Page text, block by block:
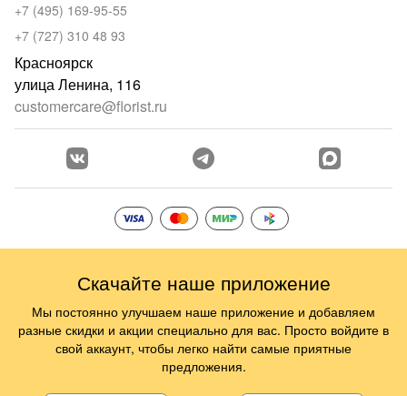
+7 (495) 169-95-55
+7 (727) 310 48 93
Красноярск
улица Ленина, 116
customercare@florist.ru
Скачайте наше приложение
Мы постоянно улучшаем наше приложение и добавляем
разные скидки и акции специально для вас. Просто войдите в
свой аккаунт, чтобы легко найти самые приятные
предложения.